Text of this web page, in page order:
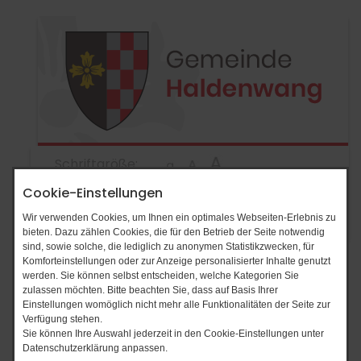
Cookie-Einstellungen
Wir verwenden Cookies, um Ihnen ein optimales Webseiten-Erlebnis zu
bieten. Dazu zählen Cookies, die für den Betrieb der Seite notwendig
sind, sowie solche, die lediglich zu anonymen Statistikzwecken, für
Komforteinstellungen oder zur Anzeige personalisierter Inhalte genutzt
werden. Sie können selbst entscheiden, welche Kategorien Sie
zulassen möchten. Bitte beachten Sie, dass auf Basis Ihrer
Einstellungen womöglich nicht mehr alle Funktionalitäten der Seite zur
Verfügung stehen.
Sie können Ihre Auswahl jederzeit in den Cookie-Einstellungen unter
Datenschutzerklärung anpassen.